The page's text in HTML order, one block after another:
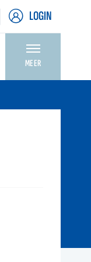
LOGIN
MEER